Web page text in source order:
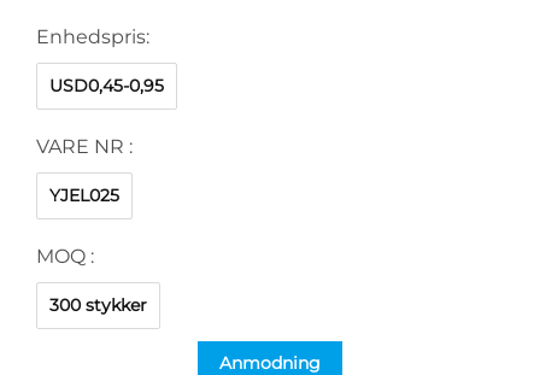
Enhedspris:
USD0,45-0,95
VARE NR :
YJEL025
MOQ :
300 stykker
Anmodning